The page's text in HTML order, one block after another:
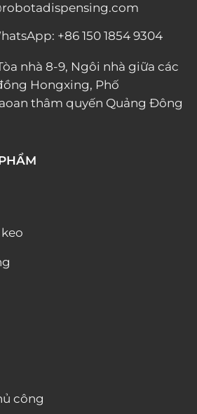
+86 150 1854 9304
nhà 8-9, Ngôi nhà giữa các
Hongxing, Phố
thâm quyến Quảng Đông
công